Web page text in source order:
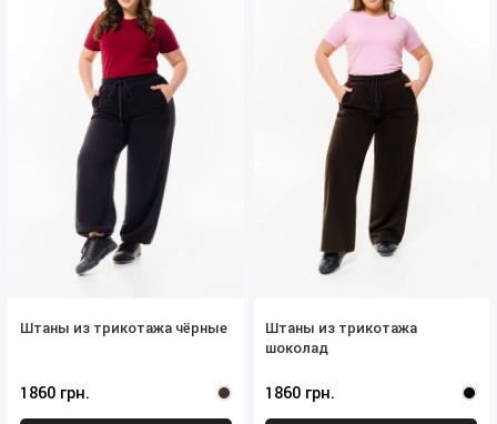
Штаны из трикотажа чёрные
1860 грн.
Штаны из трикотажа
шоколад
1860 грн.